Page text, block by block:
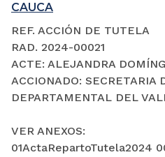
CAUCA
REF. ACCIÓN DE TUTELA
RAD. 2024-00021
ACTE: ALEJANDRA
ACCIONADO: SECRETARIA
DEPARTAMENTAL DEL
VER ANEXOS:
01ActaRepartoTutela2024